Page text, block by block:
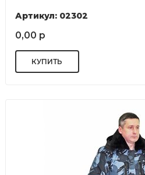
Артикул: 02302
0,00 р